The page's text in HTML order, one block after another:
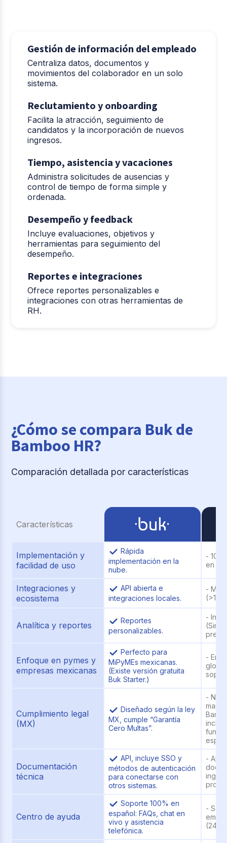
Gestión de información del empleado
Centraliza datos, documentos y
movimientos del colaborador en un solo
sistema.
Reclutamiento y onboarding
Facilita la atracción, seguimiento de
candidatos y la incorporación de nuevos
ingresos.
Tiempo, asistencia y vacaciones
Administra solicitudes de ausencias y
control de tiempo de forma simple y
ordenada.
Desempeño y feedback
Incluye evaluaciones, objetivos y
herramientas para seguimiento del
desempeño.
Reportes e integraciones
Ofrece reportes personalizables e
integraciones con otras herramientas de
RH.
¿Cómo se compara Buk de
Bamboo HR?
Comparación detallada por características
Características
Implementación y
facilidad de uso
Rápida
implementación en la
nube.
-
en la
Integraciones y
ecosistema
API abierta e
integraciones locales.
-
Analítica y reportes
Reportes
personalizables.
-
(Sin
Enfoque en pymes y
empresas mexicanas
Perfecto para
MiPyMEs mexicanas.
(Existe versión gratuita
Buk Starter.)
-
Cumplimiento legal
(MX)
Diseñado según la ley
MX, cumple “Garantía
Cero Multas”.
- No
Documentación
técnica
API, incluye SSO y
métodos de autenticación
para conectarse con
otros sistemas.
- API
Centro de ayuda
Soporte 100% en
español: FAQs, chat en
vivo y asistencia
telefónica.
-
(24/7